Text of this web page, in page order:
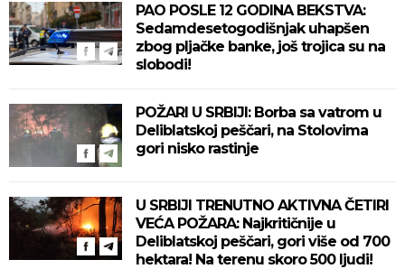
PAO POSLE 12 GODINA BEKSTVA:
Sedamdesetogodišnjak uhapšen
zbog pljačke banke, još trojica su na
slobodi!
POŽARI U SRBIJI: Borba sa vatrom u
Deliblatskoj peščari, na Stolovima
gori nisko rastinje
U SRBIJI TRENUTNO AKTIVNA ČETIRI
VEĆA POŽARA: Najkritičnije u
Deliblatskoj peščari, gori više od 700
hektara! Na terenu skoro 500 ljudi!